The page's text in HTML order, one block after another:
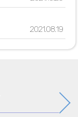
2021.08.19